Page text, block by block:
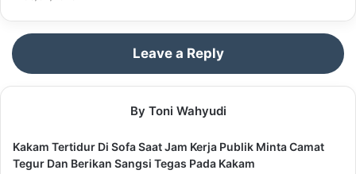
Leave a Reply
By Toni Wahyudi
Kakam Tertidur Di Sofa Saat Jam Kerja Publik Minta Camat
Tegur Dan Berikan Sangsi Tegas Pada Kakam